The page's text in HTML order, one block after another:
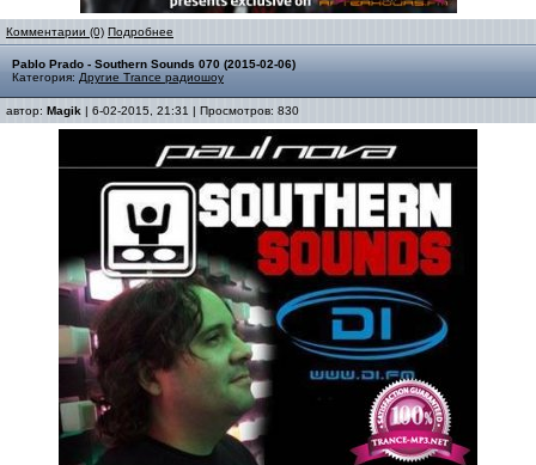
Комментарии (0) Подробнее
Pablo Prado - Southern Sounds 070 (2015-02-06)
Категория: Другие Trance радиошоу
автор: Magik | 6-02-2015, 21:31 | Просмотров: 830